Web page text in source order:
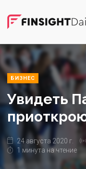
БИЗНЕС
Увидеть
24 августа 2020 г.
1 минута на чтение